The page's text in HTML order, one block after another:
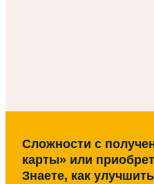
Сложности с
карты» или
Знаете, как